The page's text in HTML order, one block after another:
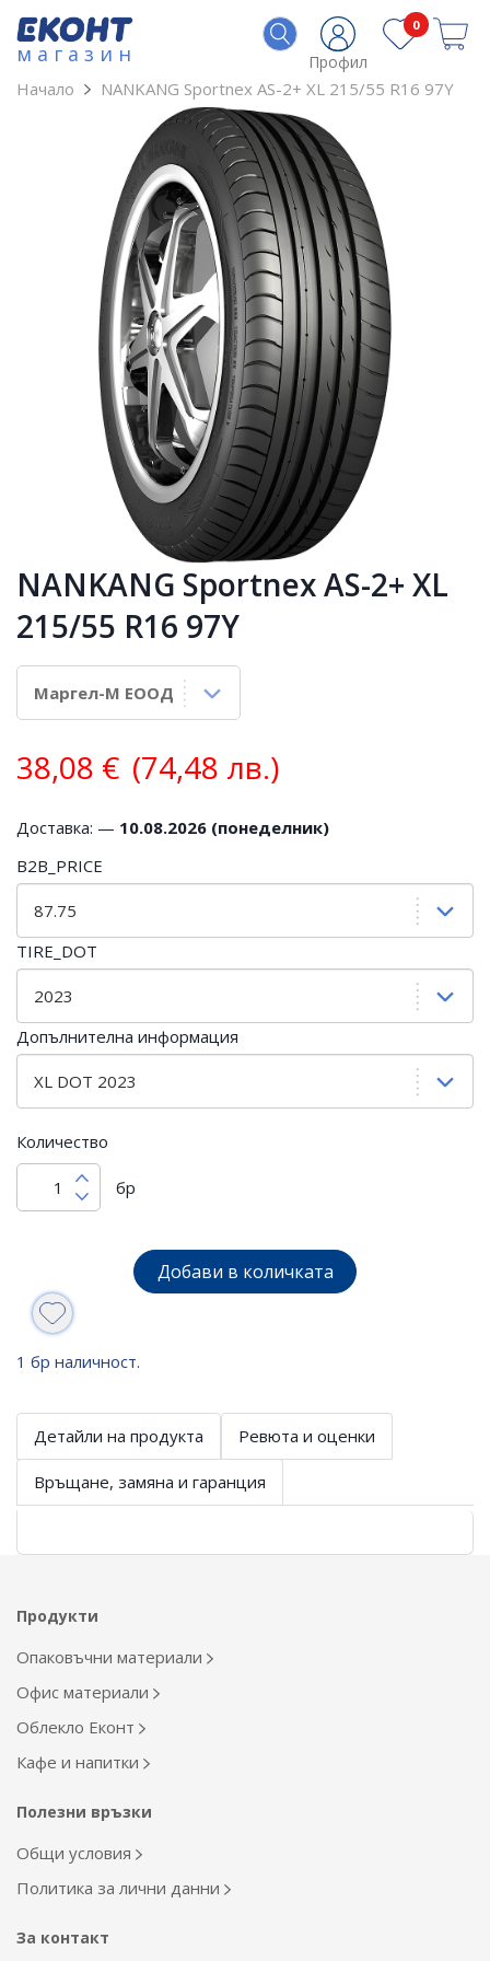
магазин Профил
0
Начало NANKANG Sportnex AS-2+ XL 215/55 R16 97Y
NANKANG Sportnex AS-2+ XL
215/55 R16 97Y
38,08 € (74,48 лв.)
Доставка: — 10.08.2026 (понеделник)
B2B_PRICE
TIRE_DOT
Допълнителна информация
Количество
бр
Добави в количката
1 бр наличност.
Детайли на продукта Ревюта и оценки
Връщане, замяна и гаранция
Продукти
Опаковъчни материали
Офис материали
Облекло Еконт
Кафе и напитки
Полезни връзки
Общи условия
Политика за лични данни
За контакт